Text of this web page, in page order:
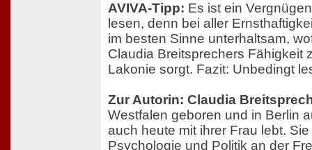
AVIVA-Tipp: Es ist ein
lesen, denn bei aller
im besten Sinne unterhaltsam,
Claudia Breitsprechers Fähigkeit
Lakonie sorgt. Fazit: Unbedingt
Zur Autorin: Claudia
Westfalen geboren und in Berlin
auch heute mit ihrer Frau lebt.
Psychologie und Politik an der